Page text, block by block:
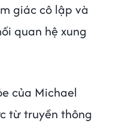
giác cô lập và
quan hệ xung
của Michael
từ truyền thông